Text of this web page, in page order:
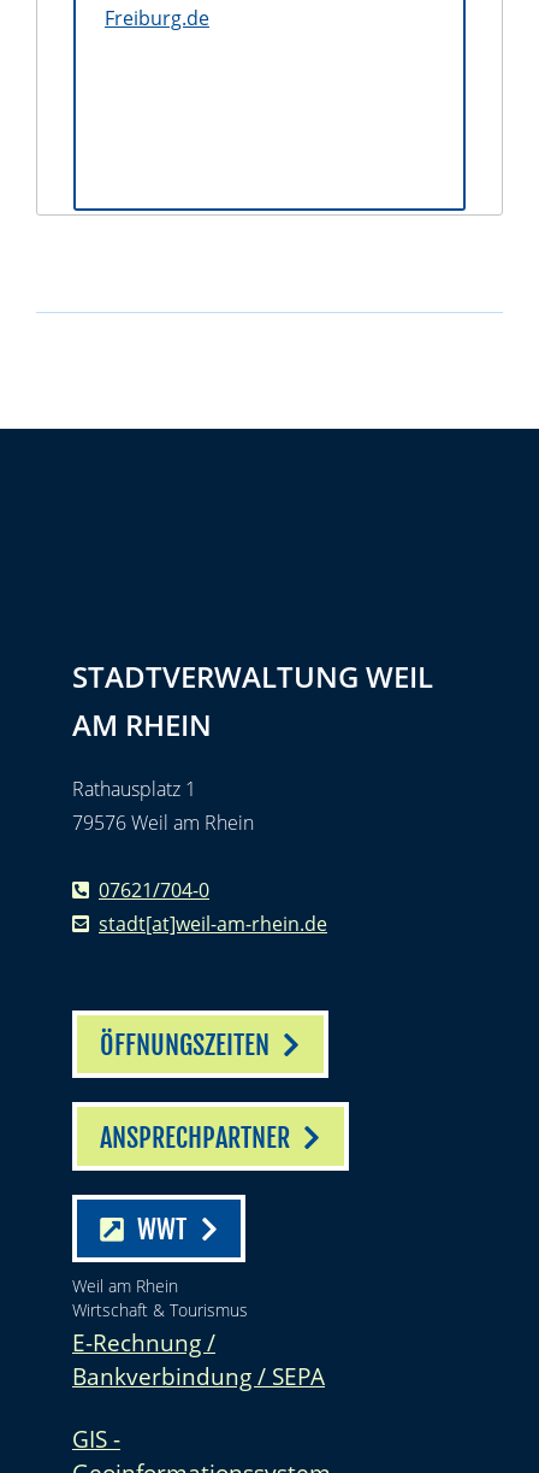
Freiburg.de
STADTVERWALTUNG WEIL
AM RHEIN
Rathausplatz 1
79576 Weil am Rhein
07621/704-0
stadt[at]weil-am-rhein.de
ÖFFNUNGSZEITEN
ANSPRECHPARTNER
WWT
Weil am Rhein
Wirtschaft & Tourismus
E-Rechnung /
Bankverbindung / SEPA
GIS -